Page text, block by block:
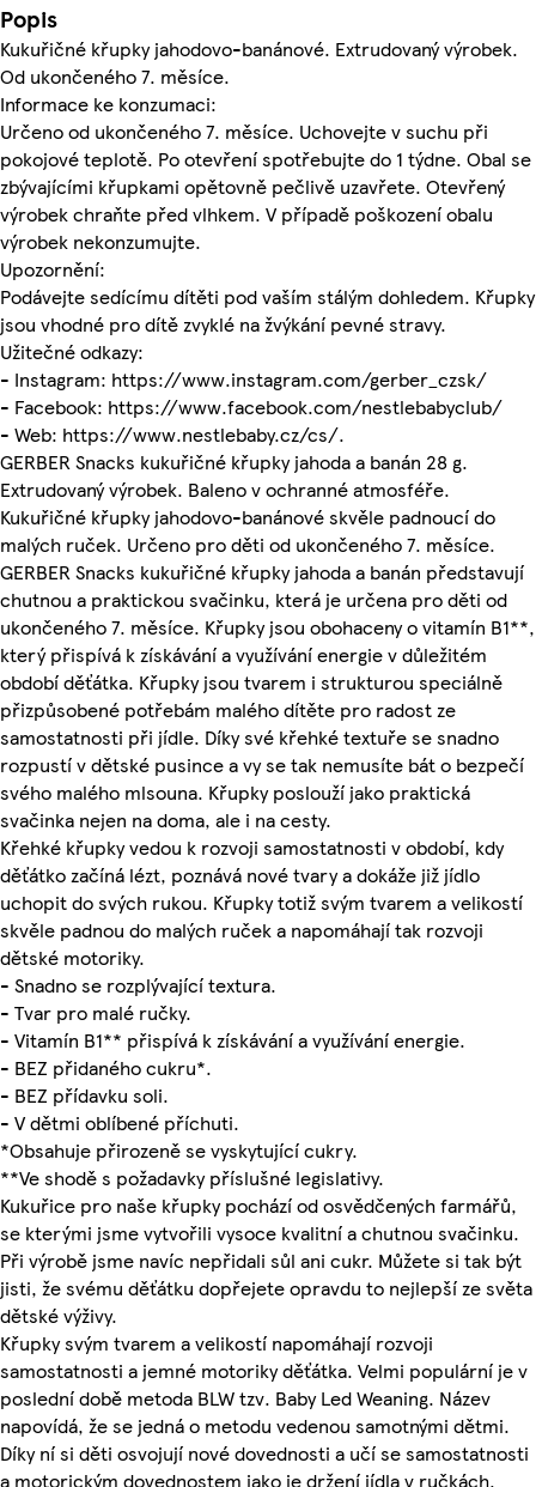
Popis
Kukuřičné křupky jahodovo-banánové. Extrudovaný výrobek.
Od ukončeného 7. měsíce.
Informace ke konzumaci:
Určeno od ukončeného 7. měsíce. Uchovejte v suchu při
pokojové teplotě. Po otevření spotřebujte do 1 týdne. Obal se
zbývajícími křupkami opětovně pečlivě uzavřete. Otevřený
výrobek chraňte před vlhkem. V případě poškození obalu
výrobek nekonzumujte.
Upozornění:
Podávejte sedícímu dítěti pod vaším stálým dohledem. Křupky
jsou vhodné pro dítě zvyklé na žvýkání pevné stravy.
Užitečné odkazy:
- Instagram: https://www.instagram.com/gerber_czsk/
- Facebook: https://www.facebook.com/nestlebabyclub/
- Web: https://www.nestlebaby.cz/cs/.
GERBER Snacks kukuřičné křupky jahoda a banán 28 g.
Extrudovaný výrobek. Baleno v ochranné atmosféře.
Kukuřičné křupky jahodovo-banánové skvěle padnoucí do
malých ruček. Určeno pro děti od ukončeného 7. měsíce.
GERBER Snacks kukuřičné křupky jahoda a banán představují
chutnou a praktickou svačinku, která je určena pro děti od
ukončeného 7. měsíce. Křupky jsou obohaceny o vitamín B1**,
který přispívá k získávání a využívání energie v důležitém
období děťátka. Křupky jsou tvarem i strukturou speciálně
přizpůsobené potřebám malého dítěte pro radost ze
samostatnosti při jídle. Díky své křehké textuře se snadno
rozpustí v dětské pusince a vy se tak nemusíte bát o bezpečí
svého malého mlsouna. Křupky poslouží jako praktická
svačinka nejen na doma, ale i na cesty.
Křehké křupky vedou k rozvoji samostatnosti v období, kdy
děťátko začíná lézt, poznává nové tvary a dokáže již jídlo
uchopit do svých rukou. Křupky totiž svým tvarem a velikostí
skvěle padnou do malých ruček a napomáhají tak rozvoji
dětské motoriky.
- Snadno se rozplývající textura.
- Tvar pro malé ručky.
- Vitamín B1** přispívá k získávání a využívání energie.
- BEZ přidaného cukru*.
- BEZ přídavku soli.
- V dětmi oblíbené příchuti.
*Obsahuje přirozeně se vyskytující cukry.
**Ve shodě s požadavky příslušné legislativy.
Kukuřice pro naše křupky pochází od osvědčených farmářů,
se kterými jsme vytvořili vysoce kvalitní a chutnou svačinku.
Při výrobě jsme navíc nepřidali sůl ani cukr. Můžete si tak být
jisti, že svému děťátku dopřejete opravdu to nejlepší ze světa
dětské výživy.
Křupky svým tvarem a velikostí napomáhají rozvoji
samostatnosti a jemné motoriky děťátka. Velmi populární je v
poslední době metoda BLW tzv. Baby Led Weaning. Název
napovídá, že se jedná o metodu vedenou samotnými dětmi.
Díky ní si děti osvojují nové dovednosti a učí se samostatnosti
a motorickým dovednostem jako je držení jídla v ručkách,